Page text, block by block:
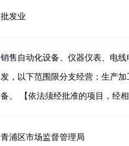
批发业
销售自动化设备、仪器仪表、电
发，以下范围限分支经营：生产
备。 【依法须经批准的项目，经
青浦区市场监督管理局